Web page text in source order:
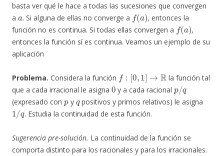
basta ver qué le hace a todas las sucesiones que convergen
a
a
. Si alguna de ellas no converge a
f(a)
, entonces la
función no es continua. Si todas ellas convergen a
f(a)
,
entonces la función sí es continua. Veamos un ejemplo de su
aplicación
Problema. Considera la función
: 0,1 →
la función tal
que a cada irracional le asigna
0
y a cada racional
p/q
(expresado con
p
y
q
positivos y primos relativos) le asigna
1/q
. Estudia la continuidad de esta función.
Sugerencia pre-solución. La continuidad de la función se
comporta distinto para los racionales y para los irracionales.